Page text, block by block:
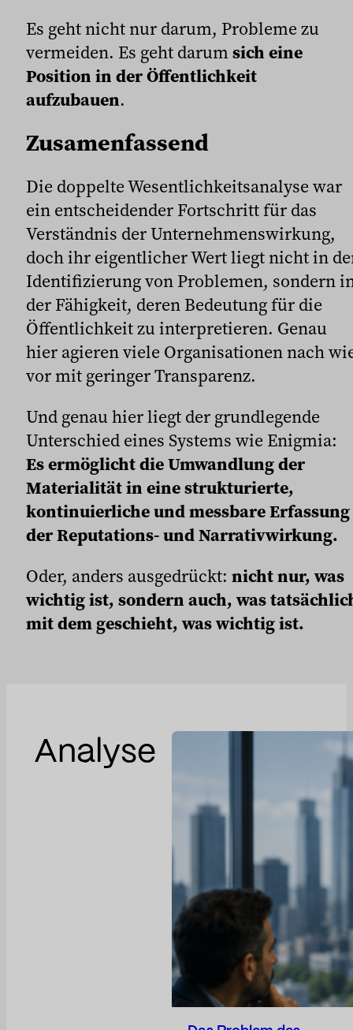
Es geht nicht nur darum, Probleme zu
vermeiden. Es geht darumsich eine
Position in der Öffentlichkeit
aufzubauen.
Zusamenfassend
Die doppelte Wesentlichkeitsanalyse war
ein entscheidender Fortschritt für das
Verständnis der Unternehmenswirkung,
doch ihr eigentlicher Wert liegt nicht in
Identifizierung von Problemen, sondern
der Fähigkeit, deren Bedeutung für die
Öffentlichkeit zu interpretieren. Genau
hier agieren viele Organisationen nach
vor mit geringer Transparenz.
Und genau hier liegt der grundlegende
Unterschied eines Systems wie Enigmia:
Es ermöglicht die Umwandlung der
Materialität in eine strukturierte,
kontinuierliche und messbare Erfassung
der Reputations- und Narrativwirkung.
Oder, anders ausgedrückt: nicht nur, was
wichtig ist, sondern auch, was
mit dem geschieht, was wichtig ist.
Analyse